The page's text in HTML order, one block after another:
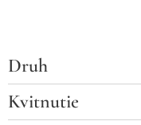
Druh
Kvitnutie